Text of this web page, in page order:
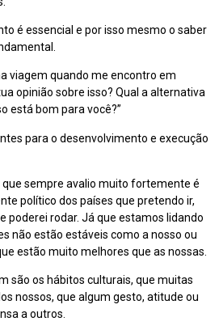
é essencial e por isso mesmo o saber
viagem quando me encontro em
opinião sobre isso? Qual a alternativa
está bom para você?”
para o desenvolvimento e execução
que sempre avalio muito fortemente é
político dos países que pretendo ir,
poderei rodar. Já que estamos lidando
não estão estáveis como a nosso ou
estão muito melhores que as nossas.
são os hábitos culturais, que muitas
nossos, que algum gesto, atitude ou
a outros.